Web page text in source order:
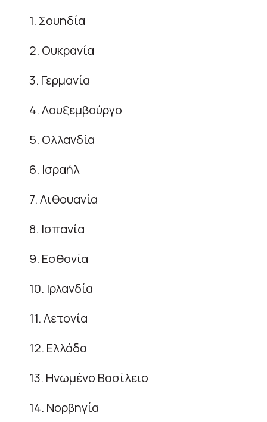
1. Σουηδία
2. Ουκρανία
3. Γερμανία
4. Λουξεμβούργο
5. Ολλανδία
6. Ισραήλ
7. Λιθουανία
8. Ισπανία
9. Εσθονία
10. Ιρλανδία
11. Λετονία
12. Ελλάδα
13. Ηνωμένο Βασίλειο
14. Νορβηγία